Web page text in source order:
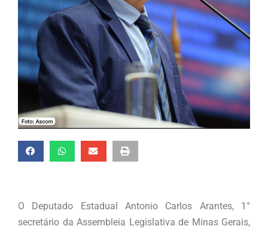
O Deputado Estadual Antonio Carlos Arantes, 1°
secretário da Assembleia Legislativa de Minas Gerais,